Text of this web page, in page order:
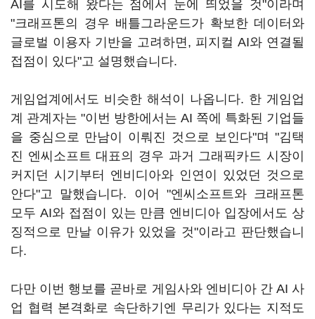
AI를 시도해 왔다는 점에서 눈에 띄었을 것"이라며
"크래프톤의 경우 배틀그라운드가 확보한 데이터와
글로벌 이용자 기반을 고려하면, 피지컬 AI와 연결될
접점이 있다"고 설명했습니다.
게임업계에서도 비슷한 해석이 나옵니다. 한 게임업
계 관계자는 "이번 방한에서는 AI 쪽에 특화된 기업들
을 중심으로 만남이 이뤄진 것으로 보인다"며 "김택
진 엔씨소프트 대표의 경우 과거 그래픽카드 시장이
커지던 시기부터 엔비디아와 인연이 있었던 것으로
안다"고 말했습니다. 이어 "엔씨소프트와 크래프톤
모두 AI와 접점이 있는 만큼 엔비디아 입장에서도 상
징적으로 만날 이유가 있었을 것"이라고 판단했습니
다.
다만 이번 행보를 곧바로 게임사와 엔비디아 간 AI 사
업 협력 본격화로 속단하기엔 무리가 있다는 지적도